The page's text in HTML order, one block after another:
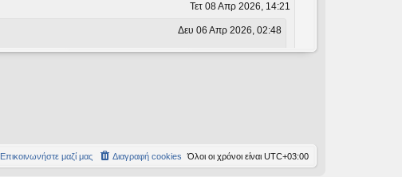
Τετ 08 Απρ 2026, 14:21
Δευ 06 Απρ 2026, 02:48
Όλοι οι χρόνοι είναι UTC+03:00
Διαγραφή cookies
Επικοινωνήστε μαζί μας